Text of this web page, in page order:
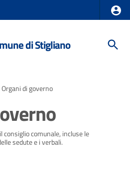
di Stigliano
Organi di governo
comunale, incluse le
sedute e i verbali.